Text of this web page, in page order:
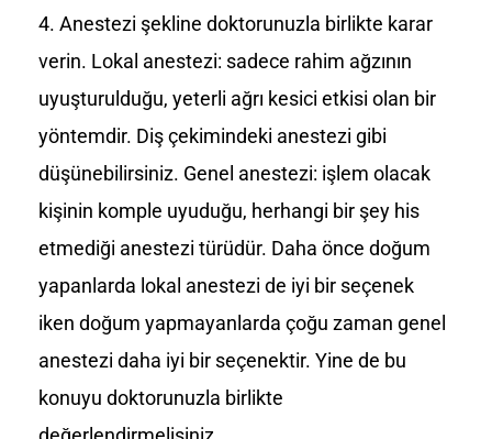
Anestezi şekline doktorunuzla birlikte karar
verin. Lokal anestezi: sadece rahim ağzının
uyuşturulduğu, yeterli ağrı kesici etkisi olan bir
yöntemdir. Diş çekimindeki anestezi gibi
düşünebilirsiniz. Genel anestezi: işlem olacak
kişinin komple uyuduğu, herhangi bir şey his
etmediği anestezi türüdür. Daha önce doğum
yapanlarda lokal anestezi de iyi bir seçenek
iken doğum yapmayanlarda çoğu zaman genel
anestezi daha iyi bir seçenektir. Yine de bu
konuyu doktorunuzla birlikte